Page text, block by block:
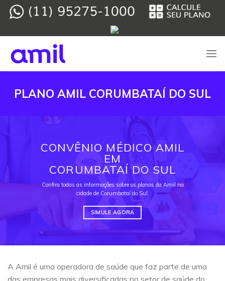
Skip
PLANO AMIL CORUMBATAÍ DO SUL
CONVÊNIO MÉDICO AMIL
EM
CORUMBATAÍ DO SUL
Confira todas as informações sobre os planos da Amil na
cidade de Corumbataí do Sul.
SIMULE AGORA
A Amil é uma operadora de saúde que faz parte de uma
das empresas mais diversificadas no setor de saúde do